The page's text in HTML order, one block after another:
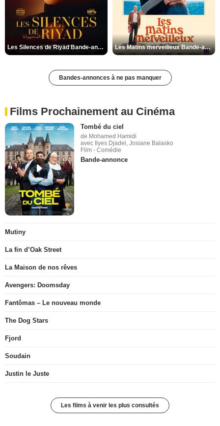
Les Silences de Riyad Bande-annonce VO STFR Les Matins merveilleux Bande-annonce VF
Bandes-annonces à ne pas manquer
Films Prochainement au Cinéma
Tombé du ciel
de Mohamed Hamidi
avec Ilyes Djadel, Josiane Balasko
Film - Comédie
Bande-annonce
Mutiny
La fin d’Oak Street
La Maison de nos rêves
Avengers: Doomsday
Fantômas – Le nouveau monde
The Dog Stars
Fjord
Soudain
Justin le Juste
Les films à venir les plus consultés